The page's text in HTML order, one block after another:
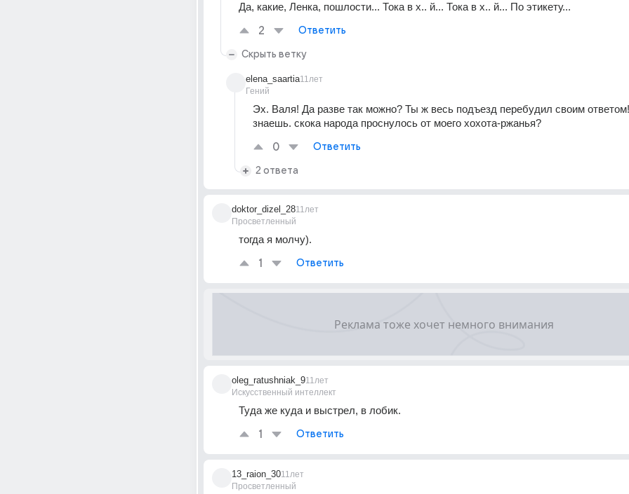
Да, какие, Ленка, пошлости... Тока в х.. й... Тока в х.. й... По этикету...
2 Ответить
Скрыть ветку
elena_saartia
Гений
11лет
Эх. Валя! Да разве так можно? Ты ж весь подъезд перебудил своим
знаешь. скока народа проснулось от моего хохота-ржанья?
0 Ответить
2 ответа
doktor_dizel_28
Просветленный
11лет
тогда я молчу).
1 Ответить
oleg_ratushniak_9
Искусственный интеллект
11лет
Туда же куда и выстрел, в лобик.
1 Ответить
13_raion_30
Просветленный
11лет